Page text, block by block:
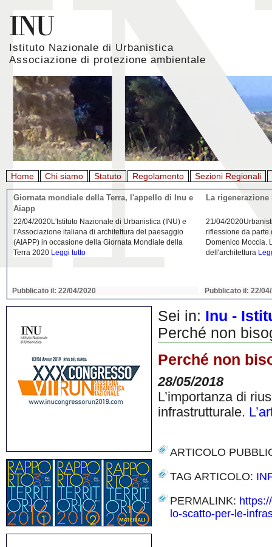
Istituto Nazionale di Urbanistica
Associazione di protezione ambientale
Home Chi siamo Statuto Regolamento Sezioni Regionali
Giornata mondiale della Terra, l'appello di Inu e
Aiapp
22/04/2020L'Istituto Nazionale di Urbanistica (INU) e
l’Associazione italiana di architettura del paesaggio
(AIAPP) in occasione della Giornata Mondiale della
Terra 2020 Leggi tutto
Pubblicato il: 22/04/2020
La
21/04/
riflessione da parte
Domenico Moccia.
dell'architettura
Pubblicato il: 22/
Sei in: Inu -
Perché non
Perché non
28/05/2018
L’importanza di
infrastrutturale.
ARTICOLO
TAG ARTICOLO:
PERMALINK:
lo-scatto-per-le-